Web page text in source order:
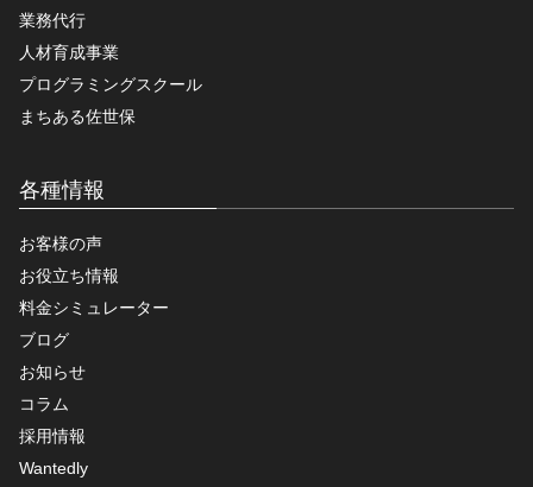
業務代行
人材育成事業
プログラミングスクール
まちある佐世保
各種情報
お客様の声
お役立ち情報
料金シミュレーター
ブログ
お知らせ
コラム
採用情報
Wantedly